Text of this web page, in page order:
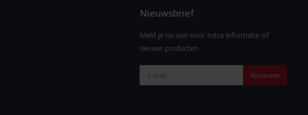
Nieuwsbrief
Meld je nu aan voor extra informatie of
nieuwe producten
Abonneer